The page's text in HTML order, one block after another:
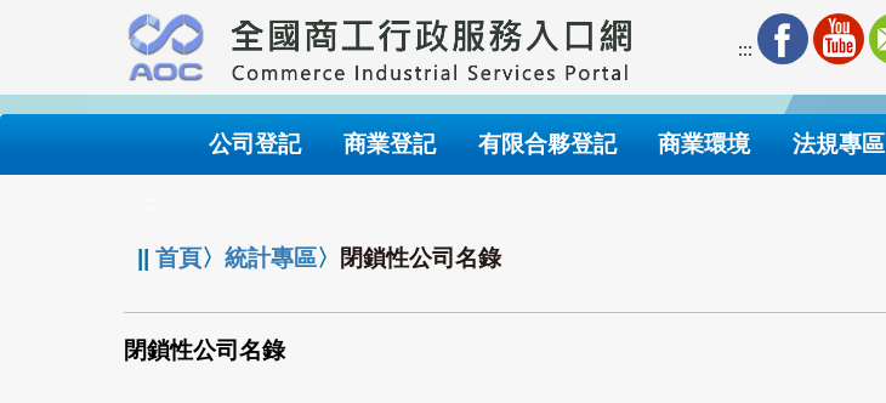
要
內
:::
公司登記 商業登記 有限合夥登記 商業環境 法規專區
||首頁〉統計專區〉 閉鎖性公司名錄
閉鎖性公司名錄